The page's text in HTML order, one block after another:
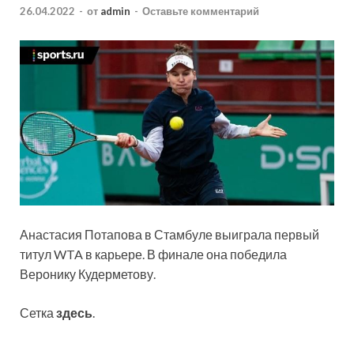
26.04.2022 - от admin - Оставьте комментарий
Анастасия Потапова в Стамбуле выиграла первый
титул WTA в карьере. В финале она победила
Веронику Кудерметову.
Сетка здесь.